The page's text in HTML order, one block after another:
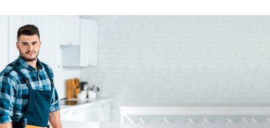
تسليم المواد الغذائية والتخزين